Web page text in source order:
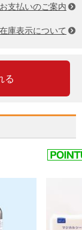
支払いのご案内
在庫表示について
る